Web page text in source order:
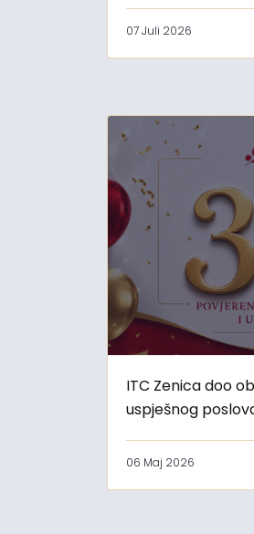
07 Juli 2026
ITC Zenica doo
uspješnog
06 Maj 2026